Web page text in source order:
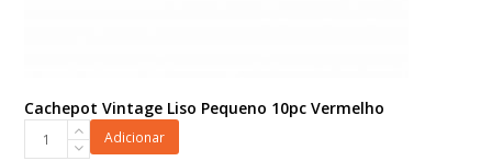
Cachepot Vintage Liso Pequeno 10pc Vermelho
Cachepot
Adicionar